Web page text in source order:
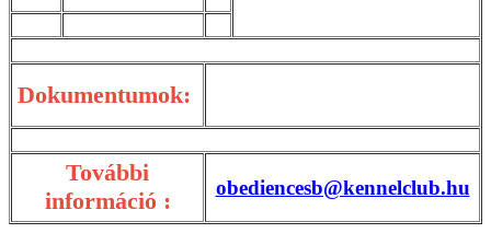
Dokumentumok:
További
információ :
obediencesb@kennelclub.hu